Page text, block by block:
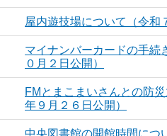
屋内遊技場について（令和
マイナンバーカードの手続
０月２日公開）
FMとまこまいさんとの防
年９月２６日公開）
中央図書館の開館時間につ